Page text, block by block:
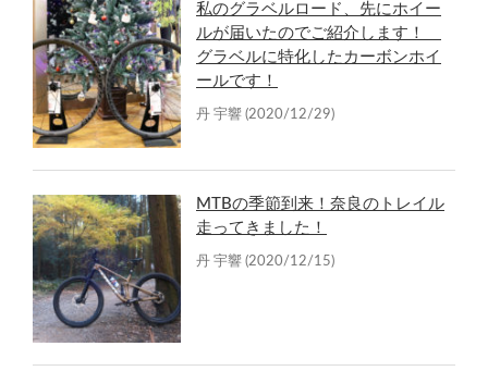
私のグラベルロード、先にホイー
ルが届いたのでご紹介します！
グラベルに特化したカーボンホイ
ールです！
丹 宇響 (2020/12/29)
MTBの季節到来！奈良のトレイル
走ってきました！
丹 宇響 (2020/12/15)